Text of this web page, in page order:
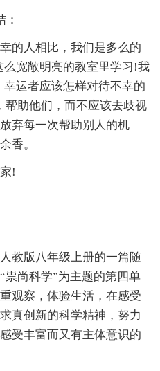
人相比，我们是多么的
宽敞明亮的教室里学习!我
运者应该怎样对待不幸的
帮助他们，而不应该去歧视
弃每一次帮助别人的机
香。
!
版八年级上册的一篇随
祟尚科学”为主题的第四单
观察，体验生活，在感受
真创新的科学精神，努力
受丰富而又有主体意识的